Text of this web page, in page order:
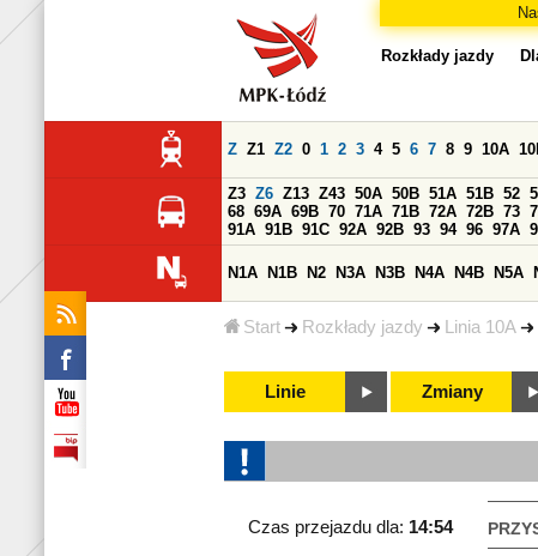
Start Rozkłady jazdy Linia 10A
Rozkłady jazdy
Z Z1 Z2 0 1 2 3 4 5 6 7 8 9 10A
Z3 Z6 Z13 Z43 50A 50B 51A 51B 52
68 69A 69B 70 71A 71B 72A 72B 73
91A 91B 91C 92A 92B 93 94 96 97A
N1A N1B N2 N3A N3B N4A N4B N5A
Linie Zmiany
Czas przejazdu dla: 14:54